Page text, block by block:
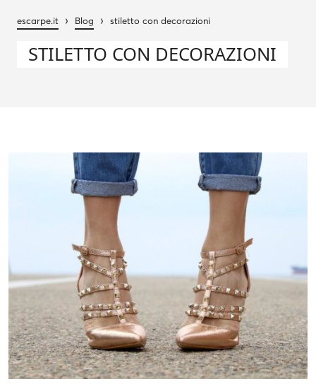
escarpe.it › Blog › stiletto con decorazioni
STILETTO CON DECORAZIONI